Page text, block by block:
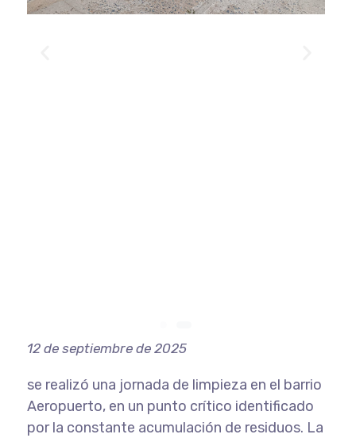
12 de septiembre de 2025
se realizó una jornada de limpieza en el barrio
Aeropuerto, en un punto crítico identificado
por la constante acumulación de residuos. La